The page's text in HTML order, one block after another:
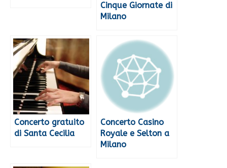
Cinque Giornate di
Milano
Concerto gratuito
di Santa Cecilia
Concerto Casino
Royale e Selton a
Milano